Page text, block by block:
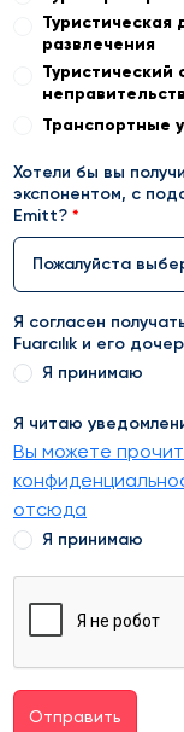
Туристическая
развлечения
Туристический
Транспортные
Хотели бы вы
экспонентом, с
Emitt?
Пожалуйста
Я согласен
Fuarcılık и его
Я принимаю
Я читаю
Вы можете
отсюда
Я принимаю
Отправить